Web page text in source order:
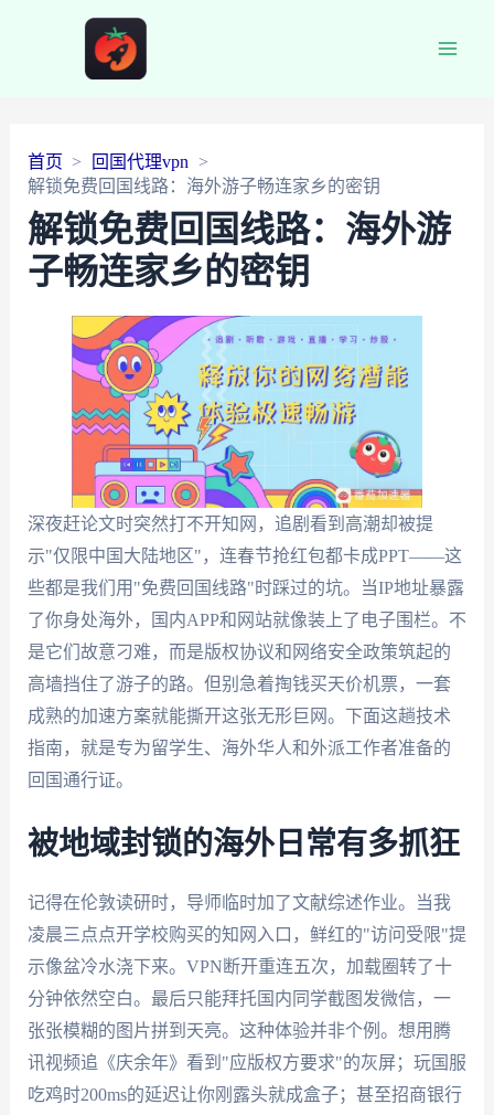
首页
回国代理vpn
解锁免费回国线路：海外游子畅连家乡的密钥
解锁免费回国线路：海外游
子畅连家乡的密钥
深夜赶论文时突然打不开知网，追剧看到高潮却被提
示"仅限中国大陆地区"，连春节抢红包都卡成PPT——这
些都是我们用"免费回国线路"时踩过的坑。当IP地址暴露
了你身处海外，国内APP和网站就像装上了电子围栏。不
是它们故意刁难，而是版权协议和网络安全政策筑起的
高墙挡住了游子的路。但别急着掏钱买天价机票，一套
成熟的加速方案就能撕开这张无形巨网。下面这趟技术
指南，就是专为留学生、海外华人和外派工作者准备的
回国通行证。
被地域封锁的海外日常有多抓狂
记得在伦敦读研时，导师临时加了文献综述作业。当我
凌晨三点点开学校购买的知网入口，鲜红的"访问受限"提
示像盆冷水浇下来。VPN断开重连五次，加载圈转了十
分钟依然空白。最后只能拜托国内同学截图发微信，一
张张模糊的图片拼到天亮。这种体验并非个例。想用腾
讯视频追《庆余年》看到"应版权方要求"的灰屏；玩国服
吃鸡时200ms的延迟让你刚露头就成盒子；甚至招商银行